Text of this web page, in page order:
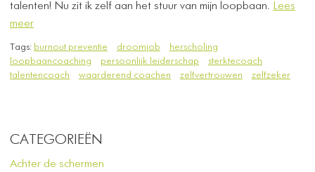
talenten! Nu zit ik zelf aan het stuur van mijn loopbaan. Lees
meer
Tags: burnout preventie droomjob
herscholing
loopbaancoaching
persoonlijk leiderschap
sterktecoach
talentencoach
waarderend coachen zelfvertrouwen zelfzeker
CATEGORIEËN
Achter de schermen